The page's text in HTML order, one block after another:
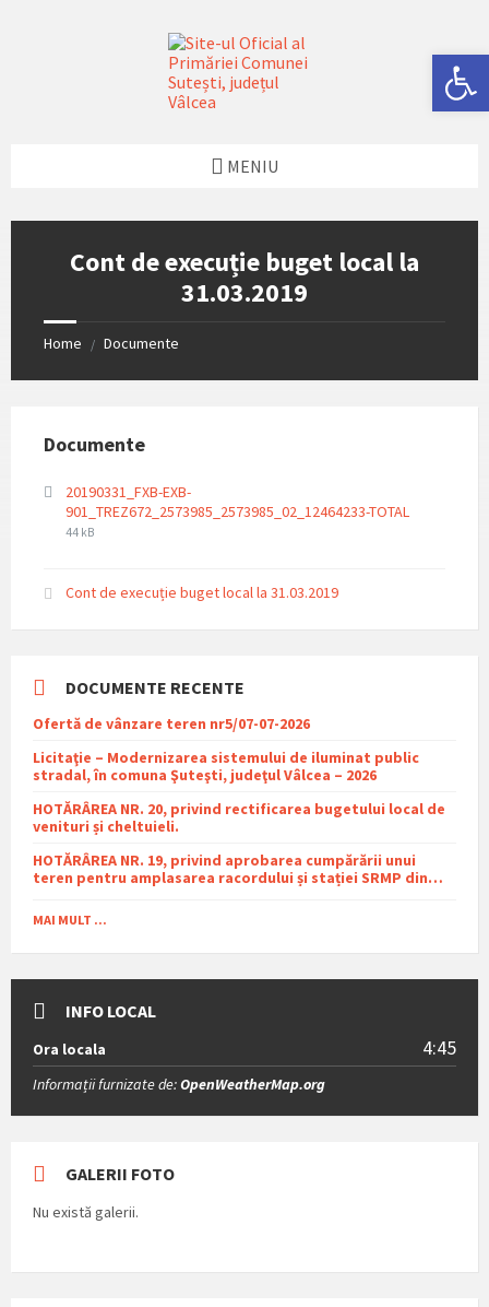
MENIU
Cont de execuție buget local la
31.03.2019
Home / Documente
Documente
20190331_FXB-EXB-
901_TREZ672_2573985_2573985_02_12464233-TOTAL
44 kB
Cont de execuție buget local la 31.03.2019
DOCUMENTE RECENTE
Ofertă de vânzare teren nr5/07-07-2026
Licitaţie – Modernizarea sistemului de iluminat public
stradal, în comuna Şuteşti, judeţul Vâlcea – 2026
HOTĂRÂREA NR. 20, privind rectificarea bugetului local de
venituri și cheltuieli.
HOTĂRÂREA NR. 19, privind aprobarea cumpărării unui
teren pentru amplasarea racordului și stației SRMP din
comuna Sutești.
MAI MULT ...
INFO LOCAL
Ora locala 4:45
Informații furnizate de:OpenWeatherMap.org
GALERII FOTO
Nu există galerii.
Deschide bara de unelte